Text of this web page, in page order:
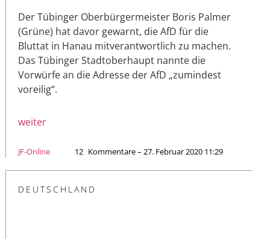
Der Tübinger Oberbürgermeister Boris Palmer
(Grüne) hat davor gewarnt, die AfD für die
Bluttat in Hanau mitverantwortlich zu machen.
Das Tübinger Stadtoberhaupt nannte die
Vorwürfe an die Adresse der AfD „zumindest
voreilig“.
weiter
JF-Online 12 Kommentare – 27. Februar 2020 11:29
DEUTSCHLAND